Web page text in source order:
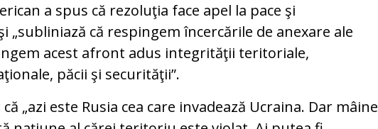
a spus că rezoluţia face apel la pace şi
„subliniază că respingem încercările de anexare ale
acest afront adus integrităţii teritoriale,
păcii şi securităţii”.
„azi este Rusia cea care invadează Ucraina. Dar mâine